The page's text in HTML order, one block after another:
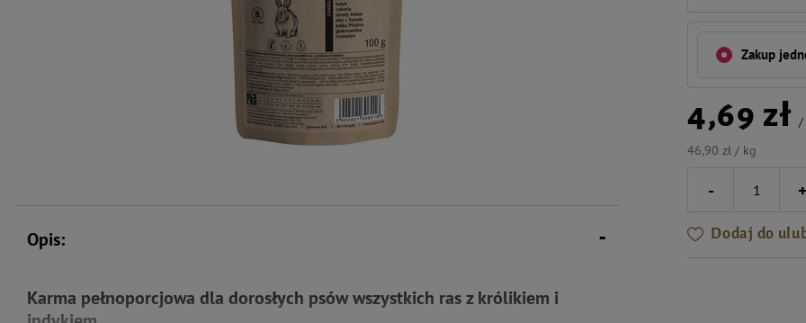
Zakup
4,69 zł /
46,90 zł / kg
-
Dodaj do
Opis:
Karma pełnoporcjowa dla dorosłych psów wszystkich ras z królikiem i